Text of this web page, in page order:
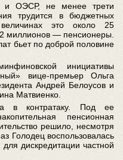
ОЭСР, не менее трети
трудится в бюджетных
это около 25
миллионов — пенсионеры.
бьет по доброй половине
инициативы
вице-премьер Ольга
Андрей Белоусов и
Матвиенко.
в контратаку. Под ее
пенсионная
решило, несмотря
Голодец воспользовалась
дискредитации частной